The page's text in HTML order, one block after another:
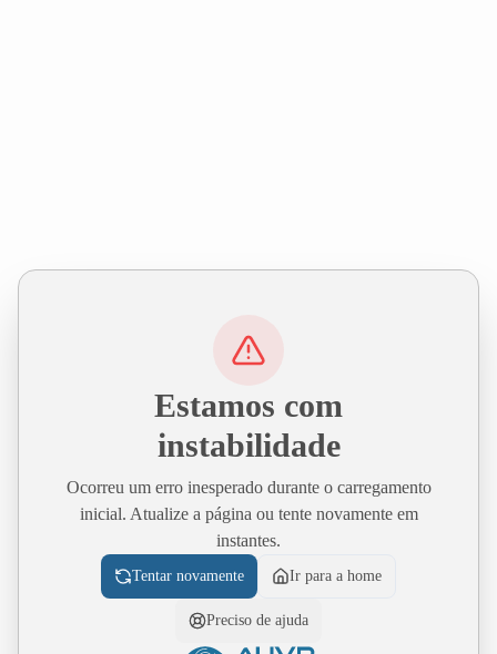
Estamos com
instabilidade
Ocorreu um erro inesperado durante o carregamento
inicial. Atualize a página ou tente novamente em
instantes.
Tentar novamente Ir para a home
Preciso de ajuda